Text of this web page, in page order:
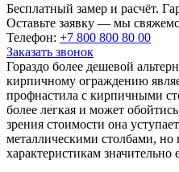
Бесплатный замер и расчёт.
Оставьте заявку — мы
Телефон: +7 800 800 80 00
Заказать звонок
Гораздо более дешевой
кирпичному ограждению
профнастила с кирпичными
более легкая и может
зрения стоимости она
металлическими столбами,
характеристикам значительно